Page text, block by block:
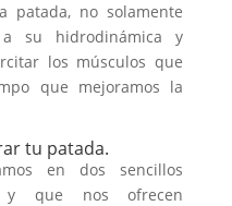
patada, no solamente
a su hidrodinámica y
los músculos que
que mejoramos la
tu patada.
en dos sencillos
y que nos ofrecen